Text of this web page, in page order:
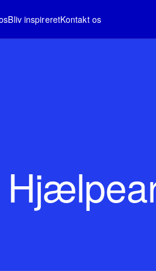
Bliv inspireretKontakt os